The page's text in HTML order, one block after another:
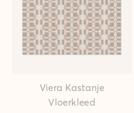
Viera Kastanje
Vloerkleed